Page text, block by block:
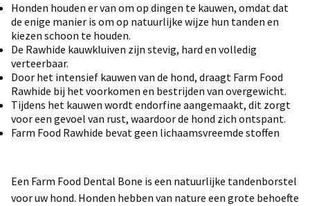
Honden houden er van om op dingen te kauwen, omdat dat
de enige manier is om op natuurlijke wijze hun tanden en
kiezen schoon te houden.
De Rawhide kauwkluiven zijn stevig, hard en volledig
verteerbaar.
Door het intensief kauwen van de hond, draagt Farm Food
Rawhide bij het voorkomen en bestrijden van overgewicht.
Tijdens het kauwen wordt endorfine aangemaakt, dit zorgt
voor een gevoel van rust, waardoor de hond zich ontspant.
Farm Food Rawhide bevat geen lichaamsvreemde stoffen
Een Farm Food Dental Bone is een natuurlijke tandenborstel
voor uw hond. Honden hebben van nature een grote behoefte